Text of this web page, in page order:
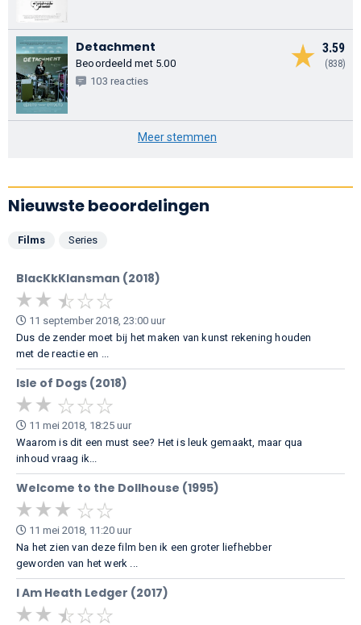
3.59
(838)
Detachment
Beoordeeld met 5.00
103 reacties
Meer stemmen
Nieuwste beoordelingen
Films Series
BlacKkKlansman (2018)
11 september 2018, 23:00 uur
Dus de zender moet bij het maken van kunst rekening houden
met de reactie en ...
Isle of Dogs (2018)
11 mei 2018, 18:25 uur
Waarom is dit een must see? Het is leuk gemaakt, maar qua
inhoud vraag ik...
Welcome to the Dollhouse (1995)
11 mei 2018, 11:20 uur
Na het zien van deze film ben ik een groter liefhebber
geworden van het werk ...
I Am Heath Ledger (2017)